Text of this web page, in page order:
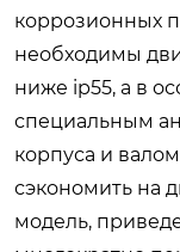
коррозионных
необходимы
ниже ip55, а в
специальным
корпуса и
сэкономить на
модель,